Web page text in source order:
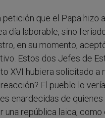
petición que el Papa
día laborable, sino
en su momento,
Estos dos Jefes de
XVI hubiera solicitado
El pueblo lo
enardecidas de
una república laica,